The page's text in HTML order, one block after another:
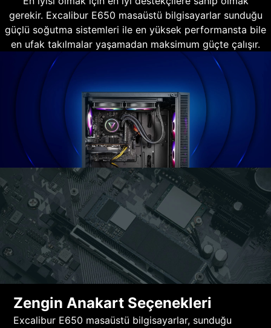
gerekir. Excalibur E650 masaüstü bilgisayarlar sunduğu
güçlü soğutma sistemleri ile en yüksek performansta bile
en ufak takılmalar yaşamadan maksimum güçte çalışır.
Zengin Anakart Seçenekleri
Excalibur E650 masaüstü bilgisayarlar, sunduğu